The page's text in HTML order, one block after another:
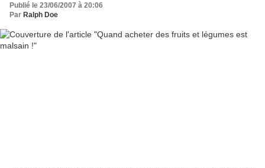
Publié le 23/06/2007 à 20:06
Par Ralph Doe